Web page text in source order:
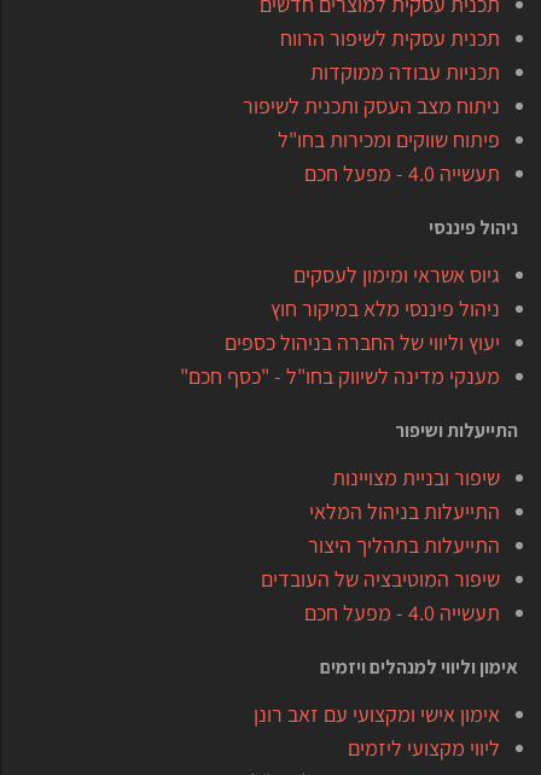
תכנית עסקית לשיפור הרווח
תכניות עבודה ממוקדות
ניתוח מצב העסק ותכנית לשיפור
פיתוח שווקים ומכירות בחו"ל
תעשייה 4.0 - מפעל חכם
ניהול פיננסי
גיוס אשראי ומימון לעסקים
ניהול פיננסי מלא במיקור חוץ
יעוץ וליווי של החברה בניהול כספים
מענקי מדינה לשיווק בחו"ל - "כסף חכם"
התייעלות ושיפור
שיפור ובניית מצויינות
התייעלות בניהול המלאי
התייעלות בתהליך היצור
שיפור המוטיבציה של העובדים
תעשייה 4.0 - מפעל חכם
אימון וליווי למנהלים ויזמים
אימון אישי ומקצועי עם זאב רונן
ליווי מקצועי ליזמים